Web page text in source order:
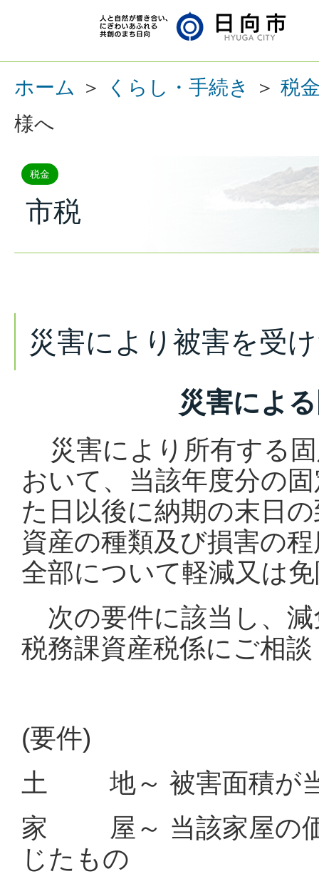
ホーム ＞ くらし・手続き ＞ 税
様へ
税金
市税
災害により被害を受
災害による固定
災害により所有する
おいて、当該年度分の
た日以後に納期の末日
資産の種類及び損害の
全部について軽減又は
次の要件に該当し、
税務課資産税係にご相
(要件)
土 地～ 被害面積が当
家 屋～ 当該家屋の価
じたもの